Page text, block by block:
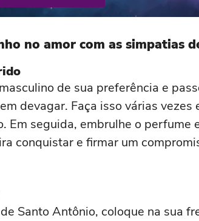
no amor com as simpatias
de sua preferência e
devagar. Faça isso várias vezes
Em seguida, embrulhe o perfume
conquistar e firmar um
Santo Antônio, coloque na sua